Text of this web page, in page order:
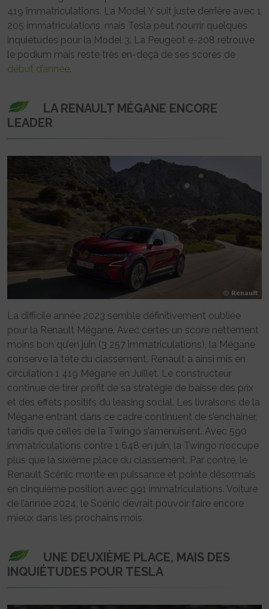
419 immatriculations. La Model Y suit juste derrière avec 1
205 immatriculations, mais Tesla peut nourrir quelques
inquiétudes pour la Model 3. La Peugeot e-208 retrouve
le podium mais reste très en-deçà de ses scores de
début d’année.
LA RENAULT MÉGANE ENCORE
LEADER
La difficile année 2023 semble définitivement oubliée
pour la Renault Mégane. Avec certes un score nettement
moins bon qu’en juin (3 257 immatriculations), la Mégane
conserve la tête du classement. Renault a ainsi mis en
circulation 1 419 Mégane en Juillet. Le constructeur
continue de tirer profit de sa stratégie de baisse des prix
et des effets positifs du leasing social. Les livraisons de la
Mégane entrant dans ce cadre continuent de s’enchaîner,
tandis que celles de la Twingo s’amenuisent. Avec 590
immatriculations contre 1 648 en juin, la Twingo n’occupe
plus que la sixième place du classement. Par contre, le
Renault Scénic monte en puissance et pointe désormais
en cinquième position avec 991 immatriculations. Voiture
de l’année 2024, le Scénic devrait pouvoir faire encore
mieux dans les prochains mois.
UNE DEUXIÈME PLACE, MAIS DES
INQUIÉTUDES POUR TESLA